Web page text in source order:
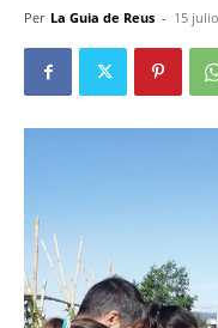
Per La Guia de Reus - 15